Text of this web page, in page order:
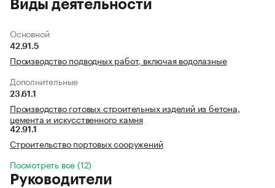
Виды деятельности
Основной
42.91.5
Производство подводных работ, включая водолазные
Дополнительные
23.61.1
Производство готовых строительных изделий из бетона,
цемента и искусственного камня
42.91.1
Строительство портовых сооружений
Посмотреть все (12)
Руководители